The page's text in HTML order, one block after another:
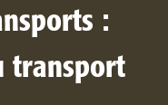
:
transport